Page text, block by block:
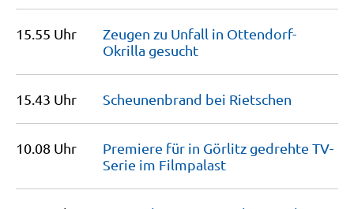
15.55 Uhr
Zeugen zu Unfall in Ottendorf-
Okrilla gesucht
15.43 Uhr Scheunenbrand bei Rietschen
10.08 Uhr
Premiere für in Görlitz gedrehte TV-
Serie im Filmpalast